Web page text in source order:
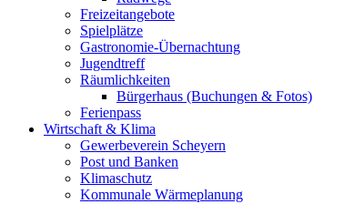
Freizeitangebote
Spielplätze
Gastronomie-Übernachtung
Jugendtreff
Räumlichkeiten
Bürgerhaus (Buchungen & Fotos)
Ferienpass
Wirtschaft & Klima
Gewerbeverein Scheyern
Post und Banken
Klimaschutz
Kommunale Wärmeplanung